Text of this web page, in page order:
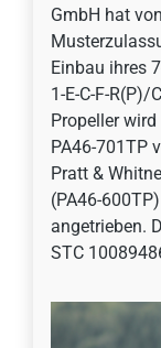
GmbH hat
Einbau ihres
1-E-C-F-R(P)/
Propeller
PA46-701TP
Pratt &
(PA46-
angetrieben.
STC